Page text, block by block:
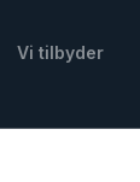
Vi tilbyder